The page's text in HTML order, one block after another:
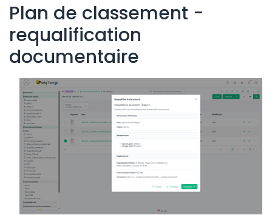
Plan de classement -
requalification
documentaire